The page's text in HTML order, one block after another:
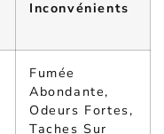
Inconvénients
Fumée
Abondante,
Odeurs Fortes,
Taches Sur